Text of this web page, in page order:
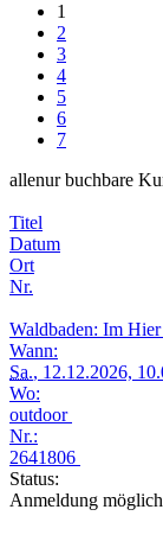
1
2
3
4
5
6
7
allenur buchbare
Titel
Datum
Ort
Nr.
Waldbaden: Im
Wann:
Sa., 12.12.2026,
Wo:
outdoor
Nr.:
2641806
Status:
Anmeldung möglich